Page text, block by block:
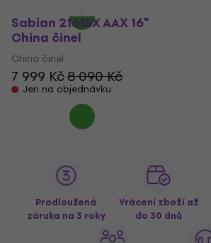
Sabian 21616X AAX 16"
China činel
China činel
7 999 Kč8 090 Kč
Jen na objednávku
Prodloužená
záruka na 3 roky
Vrácení zboží až
do 30 dnů